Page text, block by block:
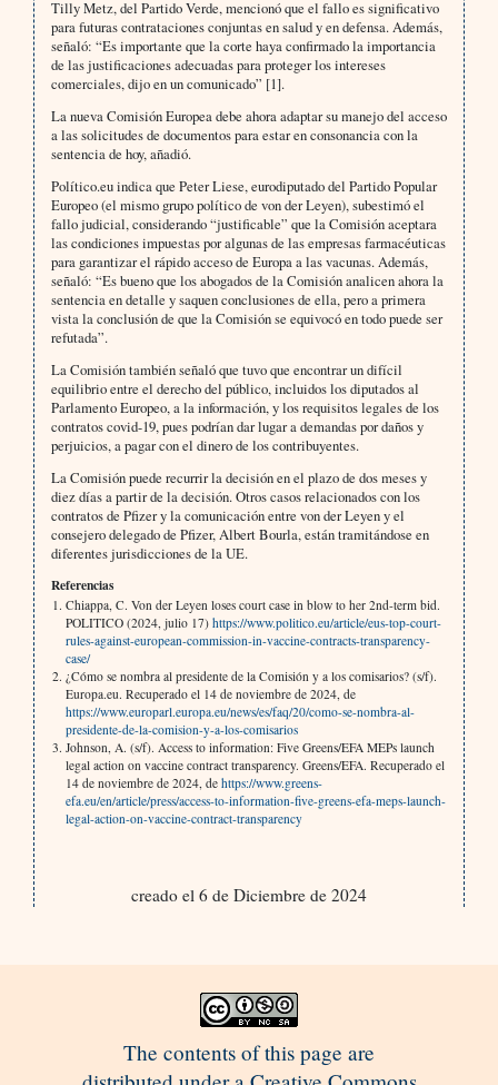
Tilly Metz, del Partido Verde, mencionó que el fallo es significativo
para futuras contrataciones conjuntas en salud y en defensa. Además,
señaló: “Es importante que la corte haya confirmado la importancia
de las justificaciones adecuadas para proteger los intereses
comerciales, dijo en un comunicado” [1].
La nueva Comisión Europea debe ahora adaptar su manejo del acceso
a las solicitudes de documentos para estar en consonancia con la
sentencia de hoy, añadió.
Político.eu indica que Peter Liese, eurodiputado del Partido Popular
Europeo (el mismo grupo político de von der Leyen), subestimó el
fallo judicial, considerando “justificable” que la Comisión aceptara
las condiciones impuestas por algunas de las empresas farmacéuticas
para garantizar el rápido acceso de Europa a las vacunas. Además,
señaló: “Es bueno que los abogados de la Comisión analicen ahora la
sentencia en detalle y saquen conclusiones de ella, pero a primera
vista la conclusión de que la Comisión se equivocó en todo puede ser
refutada”.
La Comisión también señaló que tuvo que encontrar un difícil
equilibrio entre el derecho del público, incluidos los diputados al
Parlamento Europeo, a la información, y los requisitos legales de los
contratos covid-19, pues podrían dar lugar a demandas por daños y
perjuicios, a pagar con el dinero de los contribuyentes.
La Comisión puede recurrir la decisión en el plazo de dos meses y
diez días a partir de la decisión. Otros casos relacionados con los
contratos de Pfizer y la comunicación entre von der Leyen y el
consejero delegado de Pfizer, Albert Bourla, están tramitándose en
diferentes jurisdicciones de la UE.
Referencias
Chiappa, C. Von der Leyen loses court case in blow to her 2nd-term bid.
POLITICO (2024, julio 17) https://www.politico.eu/article/eus-top-court-
rules-against-european-commission-in-vaccine-contracts-transparency-
case/
¿Cómo se nombra al presidente de la Comisión y a los comisarios? (s/f).
Europa.eu. Recuperado el 14 de noviembre de 2024, de
https://www.europarl.europa.eu/news/es/faq/20/como-se-nombra-al-
presidente-de-la-comision-y-a-los-comisarios
Johnson, A. (s/f). Access to information: Five Greens/EFA MEPs launch
legal action on vaccine contract transparency. Greens/EFA. Recuperado el
14 de noviembre de 2024, de https://www.greens-
efa.eu/en/article/press/access-to-information-five-greens-efa-meps-launch-
legal-action-on-vaccine-contract-transparency
creado el 6 de Diciembre de 2024
The contents of this page are